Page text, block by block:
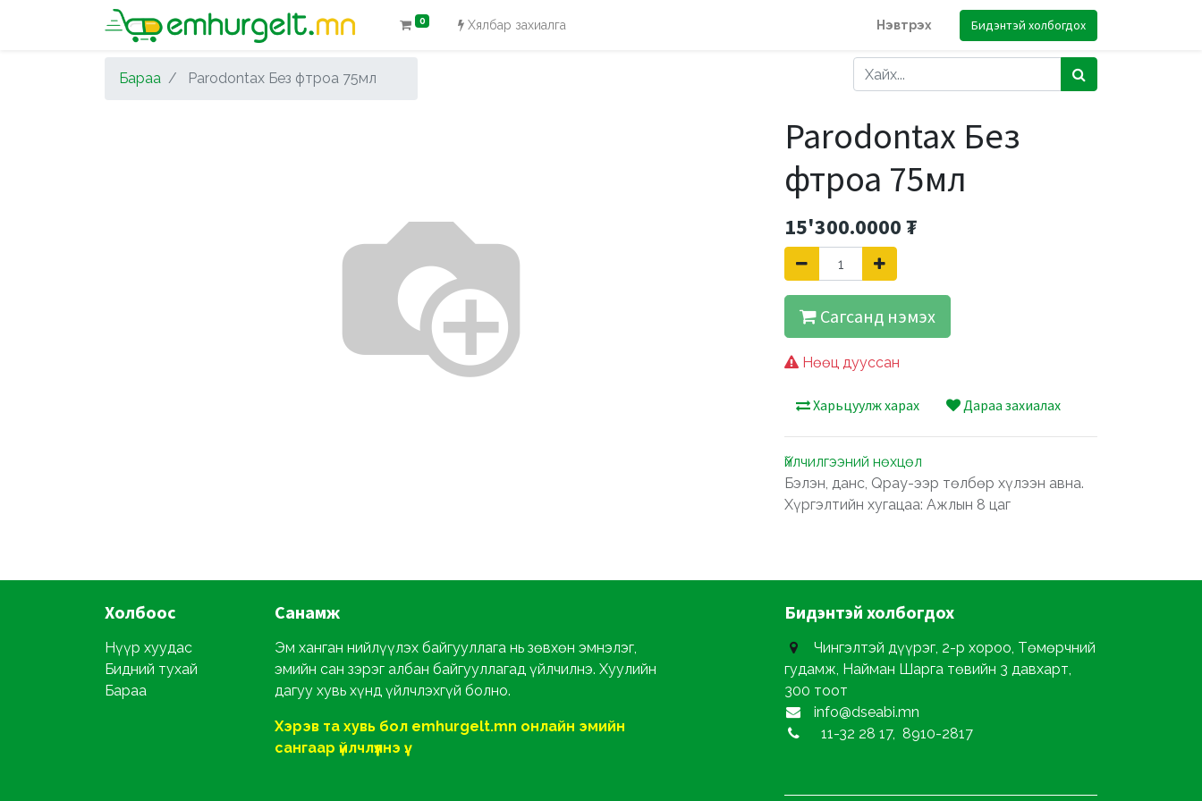
0 Хялбар захиалга Нэвтрэх Бидэнтэй холбогдох
Бараа Parodontax Без фтроа 75мл
Parodontax Без
фтроа 75мл
15'300.0000₮
Сагсанд нэмэх
Нөөц дууссан
Харьцуулж харах Дараа захиалах
Үйлчилгээний нөхцөл
Бэлэн, данс, Qpay-ээр төлбөр хүлээн авна.
Хүргэлтийн хугацаа: Ажлын 8 цаг
Холбоос
Нүүр хуудас
Бидний тухай
Бараа
Санамж
Эм ханган нийлүүлэх байгууллага нь зөвхөн эмнэлэг,
эмийн сан зэрэг албан байгууллагад үйлчилнэ. Хуулийн
дагуу хувь хүнд үйлчлэхгүй болно.
Хэрэв та хувь бол emhurgelt.mn онлайн эмийн
сангаар үйлчлүүлнэ үү.
Бидэнтэй холбогдох
Чингэлтэй дүүрэг, 2-р хороо, Төмөрчний
гудамж, Найман Шарга төвийн 3 давхарт,
300 тоот
info@dseabi.mn
11-32 28 17, 8910-2817